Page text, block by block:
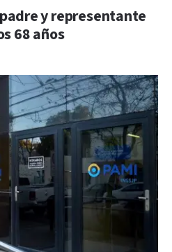
y representante
68 años